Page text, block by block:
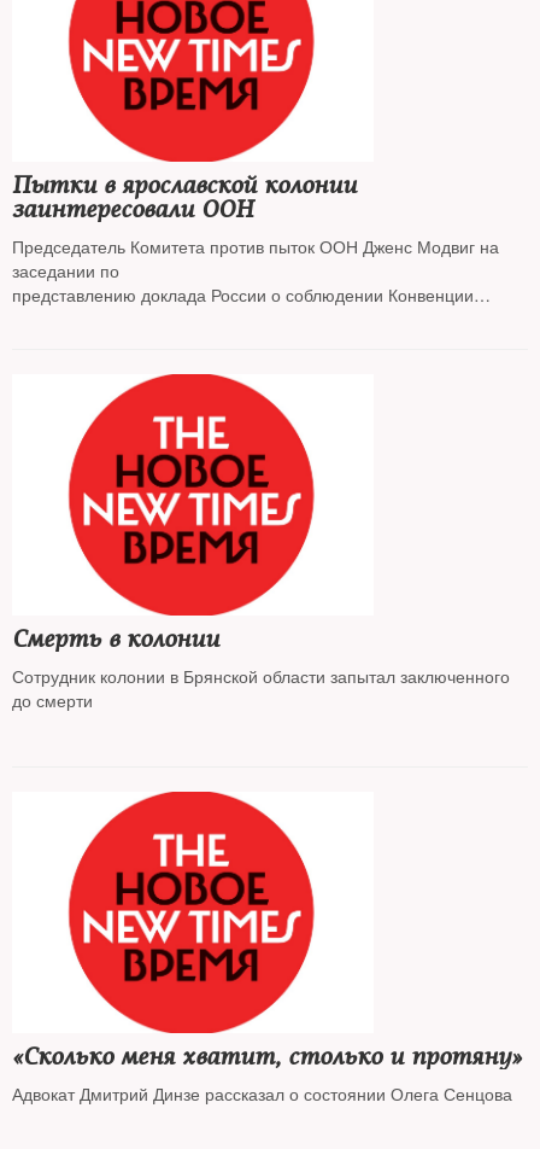
Пытки в ярославской колонии
заинтересовали ООН
Председатель Комитета против пыток ООН Дженс Модвиг на
заседании по
представлению доклада России о соблюдении Конвенции
Смерть в колонии
Сотрудник колонии в Брянской области запытал заключенного
до смерти
«Сколько меня хватит, столько и протяну»
Адвокат Дмитрий Динзе рассказал о состоянии Олега Сенцова